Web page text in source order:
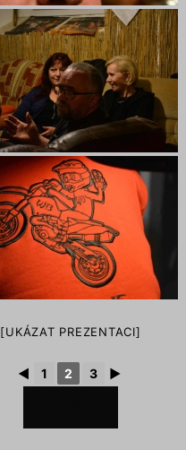
[UKÁZAT PREZENTACI]
◄ 1 2 3 ►